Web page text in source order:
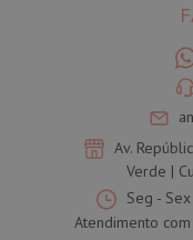
Av.
Verde |
Seg -
Atendimento com